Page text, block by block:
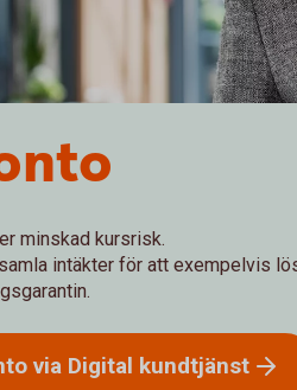
minskad kursrisk.
intäkter för att exempelvis
via Digital kundtjänst